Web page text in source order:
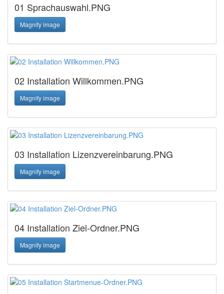
01 Sprachauswahl.PNG
Magnify image
02 Installation Willkommen.PNG
Magnify image
03 Installation Lizenzvereinbarung.PNG
Magnify image
04 Installation Ziel-Ordner.PNG
Magnify image